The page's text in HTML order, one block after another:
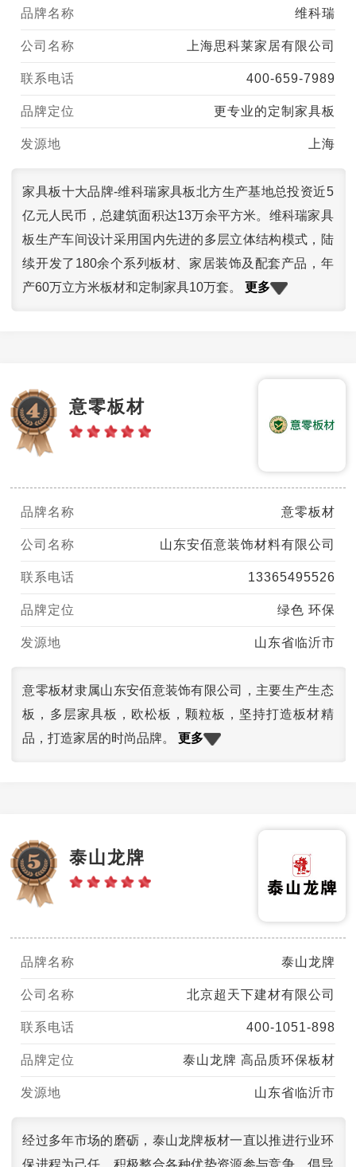
品牌名称 维科瑞
公司名称 上海思科莱家居有限公司
联系电话 400-659-7989
品牌定位 更专业的定制家具板
发源地 上海
家具板十大品牌-维科瑞家具板北方生产基地总投资近5
亿元人民币，总建筑面积达13万余平方米。维科瑞家具
板生产车间设计采用国内先进的多层立体结构模式，陆
续开发了180余个系列板材、家居装饰及配套产品，年
产60万立方米板材和定制家具10万套。 更多
意零板材
品牌名称 意零板材
公司名称 山东安佰意装饰材料有限公司
联系电话 13365495526
品牌定位 绿色 环保
发源地 山东省临沂市
意零板材隶属山东安佰意装饰有限公司，主要生产生态
板，多层家具板，欧松板，颗粒板，坚持打造板材精
品，打造家居的时尚品牌。更多
泰山龙牌
品牌名称 泰山龙牌
公司名称 北京超天下建材有限公司
联系电话 400-1051-898
品牌定位 泰山龙牌 高品质环保板材
发源地 山东省临沂市
经过多年市场的磨砺，泰山龙牌板材一直以推进行业环